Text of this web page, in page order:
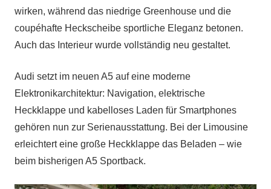
wirken, während das niedrige Greenhouse und die
coupéhafte Heckscheibe sportliche Eleganz betonen.
Auch das Interieur wurde vollständig neu gestaltet.
Audi setzt im neuen A5 auf eine moderne
Elektronikarchitektur: Navigation, elektrische
Heckklappe und kabelloses Laden für Smartphones
gehören nun zur Serienausstattung. Bei der Limousine
erleichtert eine große Heckklappe das Beladen – wie
beim bisherigen A5 Sportback.